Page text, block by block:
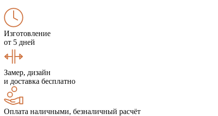
Изготовление
от 5 дней
Замер, дизайн
и доставка бесплатно
Оплата наличными, безналичный расчёт